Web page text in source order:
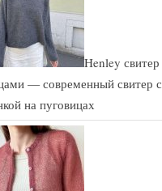
:
Henley свитер
— современный свитер с
на пуговицах